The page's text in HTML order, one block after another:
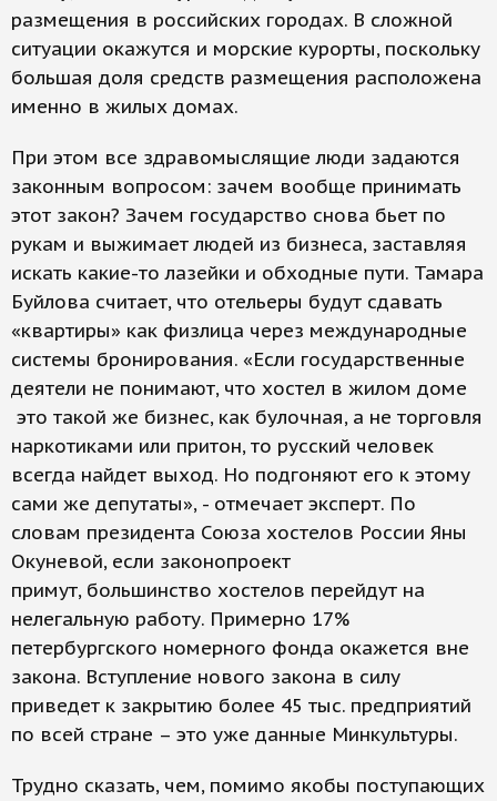
размещения в российских городах. В сложной
ситуации окажутся и морские курорты, поскольку
большая доля средств размещения расположена
именно в жилых домах.
При этом все здравомыслящие люди задаются
законным вопросом: зачем вообще принимать
этот закон? Зачем государство снова бьет по
рукам и выжимает людей из бизнеса, заставляя
искать какие-то лазейки и обходные пути. Тамара
Буйлова считает, что отельеры будут сдавать
«квартиры» как физлица через международные
системы бронирования. «Если государственные
деятели не понимают, что хостел в жилом доме
это такой же бизнес, как булочная, а не торговля
наркотиками или притон, то русский человек
всегда найдет выход. Но подгоняют его к этому
сами же депутаты», - отмечает эксперт. По
словам президента Союза хостелов России Яны
Окуневой, если законопроект
примут, большинство хостелов перейдут на
нелегальную работу. Примерно 17%
петербургского номерного фонда окажется вне
закона. Вступление нового закона в силу
приведет к закрытию более 45 тыс. предприятий
по всей стране – это уже данные Минкультуры.
Трудно сказать, чем, помимо якобы поступающих